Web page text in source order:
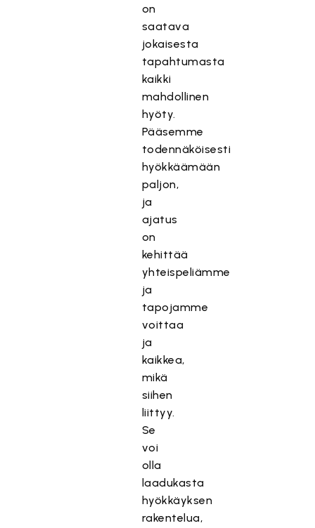
on
saatava
jokaisesta
tapahtumasta
kaikki
mahdollinen
hyöty.
Pääsemme
todennäköisesti
hyökkäämään
paljon,
ja
ajatus
on
kehittää
yhteispeliämme
ja
tapojamme
voittaa
ja
kaikkea,
mikä
siihen
liittyy.
Se
voi
olla
laadukasta
hyökkäyksen
rakentelua,